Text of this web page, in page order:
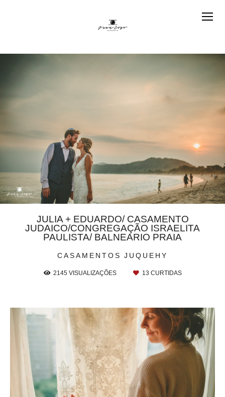
CASAMENTOS JUQUEHY
JULIA + EDUARDO/ CASAMENTO
JUDAICO/CONGREGAÇÃO ISRAELITA
PAULISTA/ BALNEARIO PRAIA
2145VISUALIZAÇÕES 13 CURTIDAS